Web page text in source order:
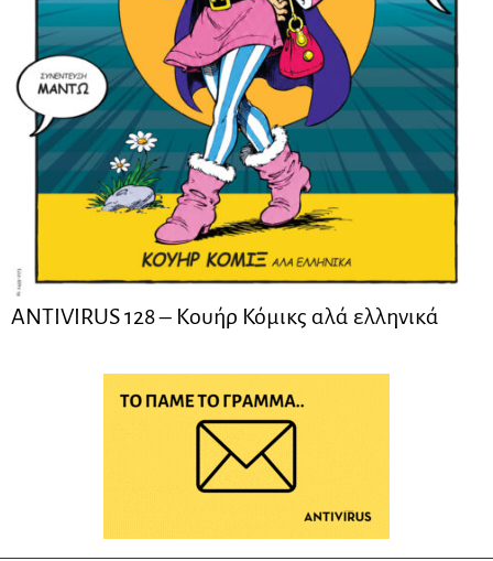
ANTIVIRUS 128 – Kουήρ Κόμικς αλά ελληνικά